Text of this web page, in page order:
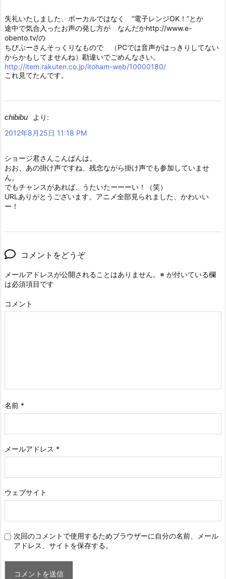
失礼いたしました、ボーカルではなく ”電子レンジOK！”とか
途中で気合入ったお声の発し方が なんだかhttp://www.e-
obento.tv/の
ちびぶーさんそっくりなもので （PCでは音声がはっきりしてない
からかもしてませんね）勘違いでごめんなさい。
http://item.rakuten.co.jp/itoham-web/10000180/
これ見てたんです。
chibibu
より:
2012年8月25日 11:18 PM
ショージ君さんこんばんは。
おお、あの掛け声ですね、残念ながら掛け声でも参加していませ
ん。
でもチャンスがあれば、うたいたーーーい！（笑）
URLありがとうございます。アニメ全部見られました、かわいい
ー！
コメントをどうぞ
メールアドレスが公開されることはありません。 ※ が付いている欄
は必須項目です
コメント
名前 *
メールアドレス *
ウェブサイト
次回のコメントで使用するためブラウザーに自分の名前、メール
アドレス、サイトを保存する。